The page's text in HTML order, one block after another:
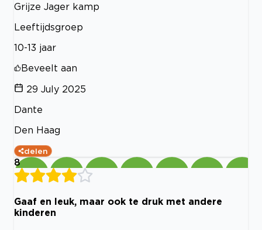
Grijze Jager kamp
Leeftijdsgroep
10-13 jaar
Beveelt aan
29 July 2025
Dante
Den Haag
delen
8
Gaaf en leuk, maar ook te druk met andere
kinderen